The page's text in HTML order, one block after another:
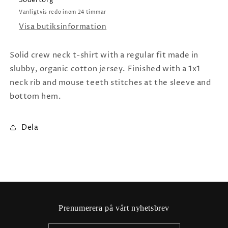
Vanligtvis redo inom 24 timmar
Visa butiksinformation
Solid crew neck t-shirt with a regular fit made in
slubby, organic cotton jersey. Finished with a 1x1
neck rib and mouse teeth stitches at the sleeve and
bottom hem.
Dela
Prenumerera på vårt nyhetsbrev